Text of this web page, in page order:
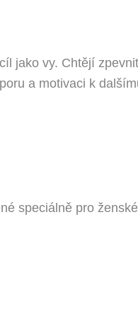
jako vy. Chtějí
a motivaci k
speciálně pro